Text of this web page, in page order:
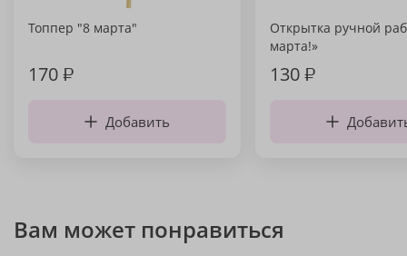
Топпер "8 марта"
170₽
Добавить
Открытка ручной
марта!»
130₽
Вам может понравиться